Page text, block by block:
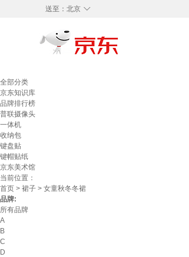
◇
送至： 北京
全部分类
京东知识库
品牌排行榜
普联摄像头
一体机
收纳包
键盘贴
键帽贴纸
京东美术馆
当前位置：
首页 > 裙子 > 女童秋冬冬裙
品牌:
所有品牌
A
B
C
D